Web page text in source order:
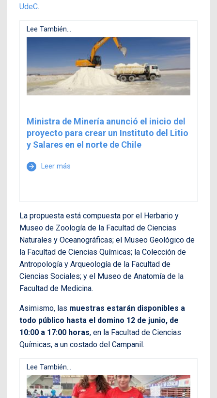
UdeC.
Lee También...
Ministra de Minería anunció el inicio del
proyecto para crear un Instituto del Litio
y Salares en el norte de Chile
arrow_forward Leer más
La propuesta está compuesta por el Herbario y
Museo de Zoología de la Facultad de Ciencias
Naturales y Oceanográficas; el Museo Geológico de
la Facultad de Ciencias Químicas; la Colección de
Antropología y Arqueología de la Facultad de
Ciencias Sociales; y el Museo de Anatomía de la
Facultad de Medicina.
Asimismo, las muestras estarán disponibles a
todo público hasta el domino 12 de junio, de
10:00 a 17:00 horas, en la Facultad de Ciencias
Químicas, a un costado del Campanil.
Lee También...